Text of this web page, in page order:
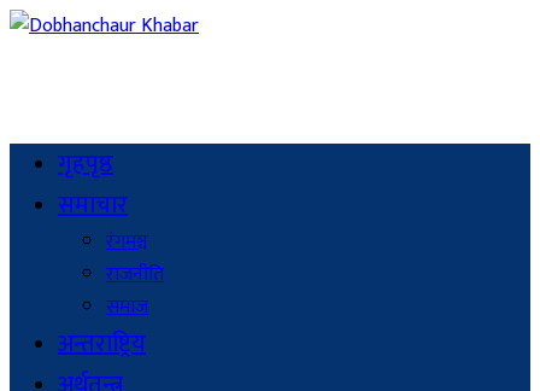
गृहपृष्ठ
समाचार
रंगमञ्च
राजनीति
समाज
अन्तराष्ट्रिय